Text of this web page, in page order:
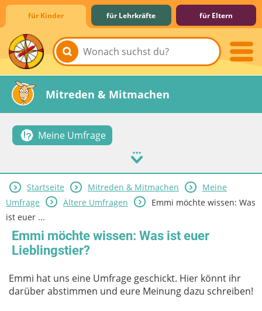
für Kinder für Lehrkräfte für Eltern
Lernen & Schule
Hobby & Freizeit
Spiel & Spaß
Mitreden & Mitmachen
Meine Umfrage
Startseite Mitreden & Mitmachen
Meine
Umfrage
Ältere Umfragen
Emmi möchte wissen: Was
ist euer ...
Emmi möchte wissen: Was ist euer
Lieblingstier?
Emmi hat uns eine Umfrage geschickt. Hier könnt ihr
darüber abstimmen und eure Meinung dazu schreiben!